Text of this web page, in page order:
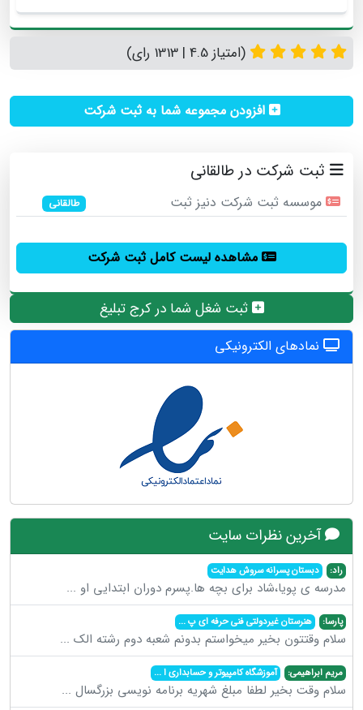
(امتیاز 4.5 | 1313 رای)
افزودن مجموعه شما به ثبت شرکت
ثبت شرکت در طالقانی
موسسه ثبت شرکت دنیز ثبت طالقانی
مشاهده لیست کامل ثبت شرکت
ثبت شغل شما در کرج تبلیغ
نمادهای الکترونیکی
آخرین نظرات سایت
راد: دبستان پسرانه سروش هدایت
مدرسه ی پویا،شاد برای بچه ها.پسرم دوران ابتدایی او ...
پارسا: هنرستان غیردولتی فنی حرفه ای پ...
سلام وقتتون بخیر میخواستم بدونم شعبه دوم رشته الک ...
مریم ابراهیمی: آموزشگاه کامپیوتر و حسابداری ا...
سلام وقت بخیر لطفا مبلغ شهریه برنامه نویسی بزرگسال ...